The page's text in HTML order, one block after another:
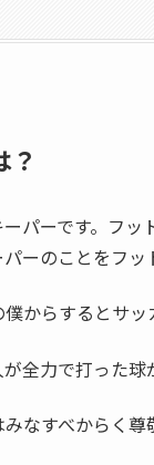
？
パーです。フ
ーのことをフ
からするとサ
全力で打った球
なすべからく尊